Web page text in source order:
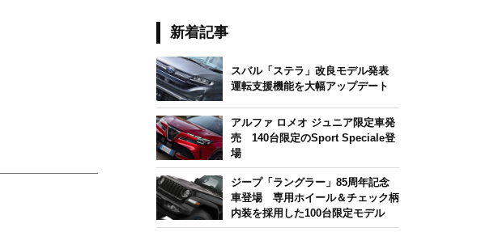
新着記事
スバル「ステラ」改良モデル発表
運転支援機能を大幅アップデート
アルファ ロメオ ジュニア限定車発
売 140台限定のSport Speciale登
場
ジープ「ラングラー」85周年記念
車登場 専用ホイール＆チェック柄
内装を採用した100台限定モデル